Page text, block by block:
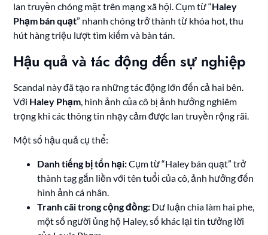
lan truyền chóng mặt trên mạng xã hội. Cụm từ “Haley
Phạm bán quạt” nhanh chóng trở thành từ khóa hot, thu
hút hàng triệu lượt tìm kiếm và bàn tán.
Hậu quả và tác động đến sự nghiệp
Scandal này đã tạo ra những tác động lớn đến cả hai bên.
Với Haley Phạm, hình ảnh của cô bị ảnh hưởng nghiêm
trọng khi các thông tin nhạy cảm được lan truyền rộng rãi.
Một số hậu quả cụ thể:
Danh tiếng bị tổn hại:Cụm từ “Haley bán quạt” trở
thành tag gắn liền với tên tuổi của cô, ảnh hưởng đến
hình ảnh cá nhân.
Tranh cãi trong cộng đồng: Dư luận chia làm hai phe,
một số người ủng hộ Haley, số khác lại tin tưởng lời